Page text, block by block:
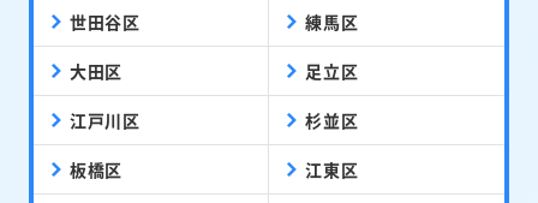
世田谷区 練馬区
大田区 足立区
江戸川区 杉並区
板橋区 江東区